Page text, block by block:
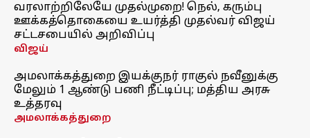
வரலாற்றிலேயே முதல்முறை! நெல், கரும்பு
ஊக்கத்தொகையை உயர்த்தி முதல்வர் விஜய்
சட்டசபையில் அறிவிப்பு
விஜய்
அமலாக்கத்துறை இயக்குநர் ராகுல் நவீனுக்கு
மேலும் 1 ஆண்டு பணி நீட்டிப்பு; மத்திய அரசு
உத்தரவு
அமலாக்கத்துறை